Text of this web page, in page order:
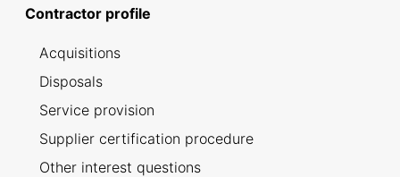
Contractor profile
Acquisitions
Disposals
Service provision
Supplier certification procedure
Other interest questions